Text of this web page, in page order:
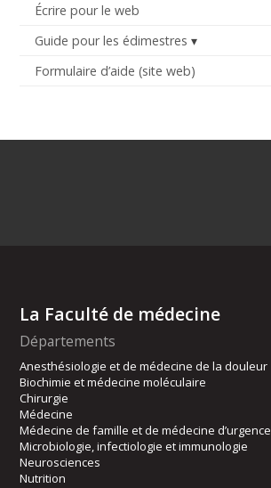
Écrire pour le web
Guide pour les édimestres
Formulaire d’aide (site web)
La Faculté de médecine
Départements
Anesthésiologie et de médecine de la douleur
Biochimie et médecine moléculaire
Chirurgie
Médecine
Médecine de famille et de médecine d’urgence
Microbiologie, infectiologie et immunologie
Neurosciences
Nutrition